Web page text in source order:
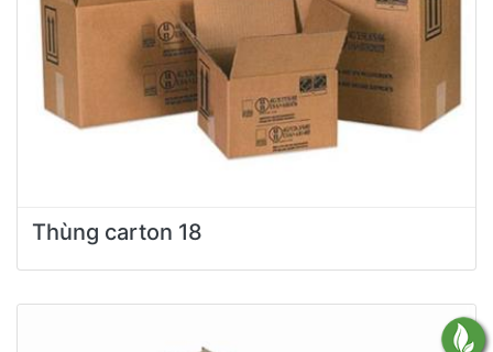
Thùng carton 18